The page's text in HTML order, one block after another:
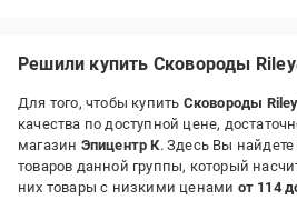
Решили купить Сковороды
Для того, чтобы купить Сковороды
качества по доступной цене,
магазин Эпицентр К. Здесь Вы
товаров данной группы, который
них товары с низкими ценами от 114